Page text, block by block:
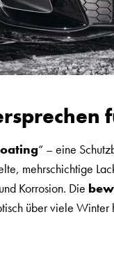
“ – eine
mehrschichtige
Korrosion. Die
über viele